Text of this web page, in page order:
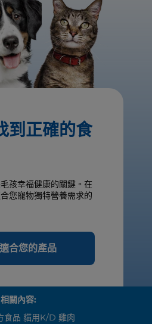
到正確的食
孩幸福健康的關鍵。在
您寵物獨特營養需求的
合您的產品
相關內容:
食品 貓用k/d 雞肉